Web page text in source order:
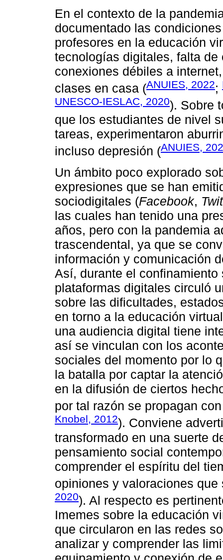
En el contexto de la
documentado las
profesores en la educación
tecnologías digitales, falta
conexiones débiles a
clases en casa (ANUIES, 2022;
UNESCO-IESLAC, 2020). Sobre
que los estudiantes de nivel
tareas, experimentaron
incluso depresión (ANUIES,
Un ámbito poco explorado
expresiones que se han
sociodigitales (Facebook,
las cuales han tenido una
años, pero con la pandemia
trascendental, ya que se
información y comunicación
Así, durante el
plataformas digitales circuló
sobre las dificultades,
en torno a la educación
una audiencia digital tiene
así se vinculan con los
sociales del momento por lo
la batalla por captar la
en la difusión de ciertos
por tal razón se propagan
Knobel, 2012). Conviene
transformado en una suerte
pensamiento social
comprender el espíritu del
opiniones y valoraciones
2020). Al respecto es
Imemes sobre la educación
que circularon en las redes
analizar y comprender las